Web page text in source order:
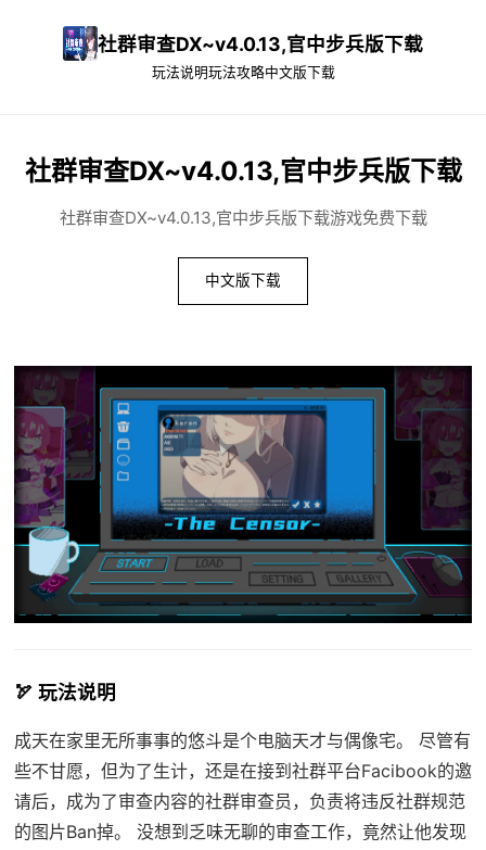
社群审查DX~v4.0.13,官中步兵版下载
玩法说明玩法攻略中文版下载
社群审查DX~v4.0.13,官中步兵版下载
社群审查DX~v4.0.13,官中步兵版下载游戏免费下载
中文版下载
🏹 玩法说明
成天在家里无所事事的悠斗是个电脑天才与偶像宅。 尽管有
些不甘愿，但为了生计，还是在接到社群平台Facibook的邀
请后，成为了审查内容的社群审查员，负责将违反社群规范
的图片Ban掉。 没想到乏味无聊的审查工作，竟然让他发现